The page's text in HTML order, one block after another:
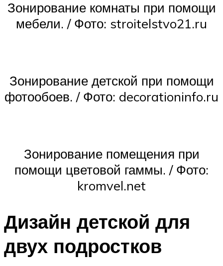
Зонирование комнаты при помощи
мебели. / Фото: stroitelstvo21.ru
Зонирование детской при помощи
фотообоев. / Фото: decorationinfo.ru
Зонирование помещения при
помощи цветовой гаммы. / Фото:
kromvel.net
Дизайн детской для
двух подростков